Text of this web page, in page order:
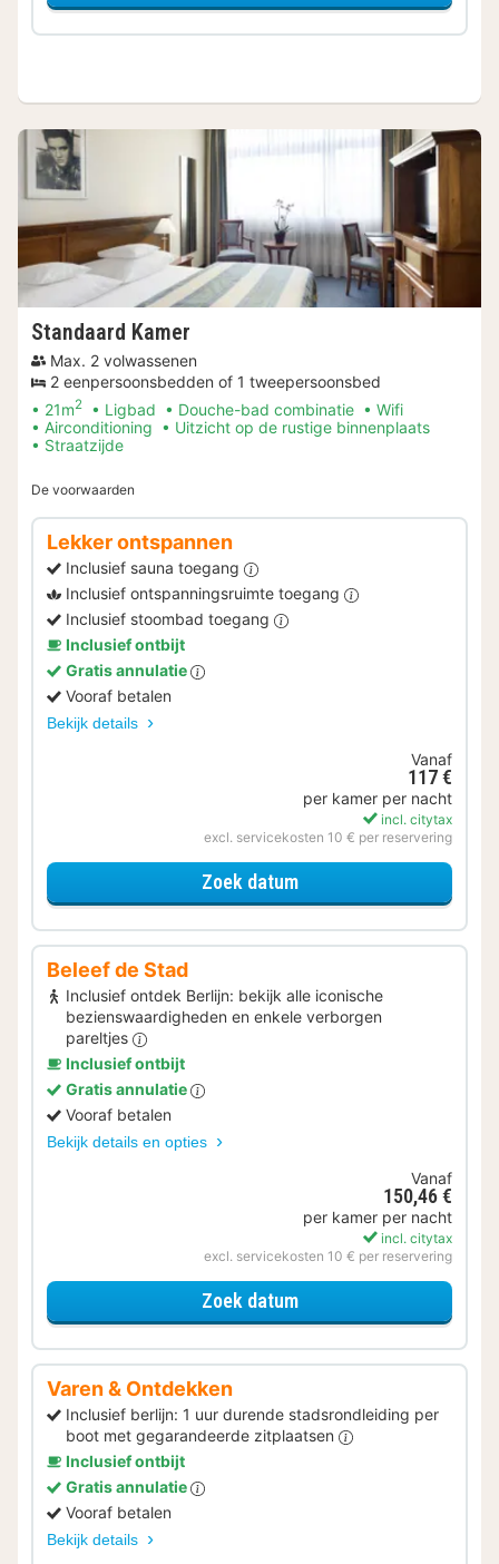
Standaard Kamer
Max. 2 volwassenen
2 eenpersoonsbedden of 1 tweepersoonsbed
21m2 Ligbad Douche-bad combinatie
Wifi
Airconditioning
Uitzicht op de rustige binnenplaats
Straatzijde
De voorwaarden
Lekker ontspannen
Inclusief sauna toegang
Inclusief ontspanningsruimte toegang
Inclusief stoombad toegang
Inclusief ontbijt
Gratis annulatie
Vooraf betalen
Bekijk details
Vanaf
117 €
per kamer per nacht
incl. citytax
excl. servicekosten 10 € per reservering
Zoek datumvoor Lekker ontspannen
Beleef de Stad
Inclusief ontdek Berlijn: bekijk alle iconische
bezienswaardigheden en enkele verborgen
pareltjes
Inclusief ontbijt
Gratis annulatie
Vooraf betalen
Bekijk details en opties
Vanaf
150,46 €
per kamer per nacht
incl. citytax
excl. servicekosten 10 € per reservering
Zoek datumvoor Beleef de Stad
Varen & Ontdekken
Inclusief berlijn: 1 uur durende stadsrondleiding per
boot met gegarandeerde zitplaatsen
Inclusief ontbijt
Gratis annulatie
Vooraf betalen
Bekijk details